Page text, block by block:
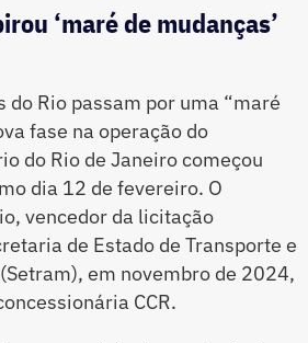
‘maré de mudanças’
do Rio passam por uma “maré
fase na operação do
do Rio de Janeiro começou
dia 12 de fevereiro. O
vencedor da licitação
de Estado de Transporte e
em novembro de 2024,
CCR.